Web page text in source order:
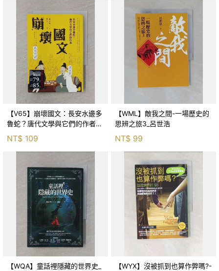
【V65】崩壞國文：長安水邊多
魯蛇？唐代文學與它們的作者_
謝金魚
NT$ 109
【WML】敵我之間-一場歷史的
思辨之旅3_呂世浩
NT$ 99
【WQA】童話裡隱藏的世界史_
【WYX】沒被抓到也算作弊嗎?-